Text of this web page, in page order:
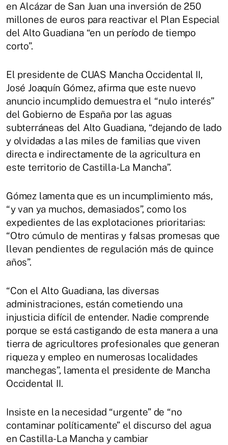
en Alcázar de San Juan una inversión de 250
millones de euros para reactivar el Plan Especial
del Alto Guadiana “en un período de tiempo
corto”.
El presidente de CUAS Mancha Occidental II,
José Joaquín Gómez, afirma que este nuevo
anuncio incumplido demuestra el “nulo interés”
del Gobierno de España por las aguas
subterráneas del Alto Guadiana, “dejando de lado
y olvidadas a las miles de familias que viven
directa e indirectamente de la agricultura en
este territorio de Castilla-La Mancha”.
Gómez lamenta que es un incumplimiento más,
“y van ya muchos, demasiados”, como los
expedientes de las explotaciones prioritarias:
“Otro cúmulo de mentiras y falsas promesas que
llevan pendientes de regulación más de quince
años”.
“Con el Alto Guadiana, las diversas
administraciones, están cometiendo una
injusticia difícil de entender. Nadie comprende
porque se está castigando de esta manera a una
tierra de agricultores profesionales que generan
riqueza y empleo en numerosas localidades
manchegas”, lamenta el presidente de Mancha
Occidental II.
Insiste en la necesidad “urgente” de “no
contaminar políticamente” el discurso del agua
en Castilla-La Mancha y cambiar